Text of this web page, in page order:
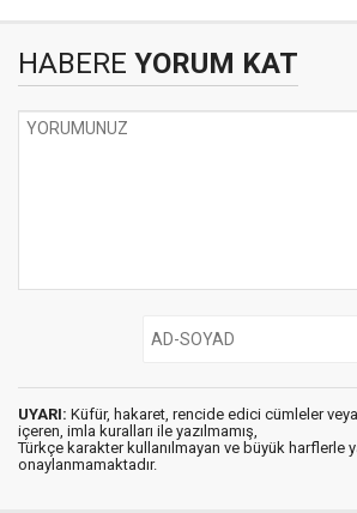
HABERE YORUM KAT
UYARI: Küfür, hakaret, rencide edici cümleler
içeren, imla kuralları ile yazılmamış,
Türkçe karakter kullanılmayan ve büyük harflerle
onaylanmamaktadır.